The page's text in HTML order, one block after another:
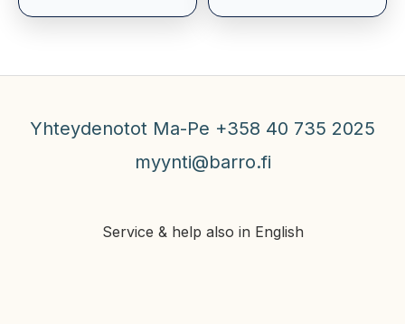
Yhteydenotot Ma-Pe +358 40 735 2025
myynti@barro.fi
Service & help also in English